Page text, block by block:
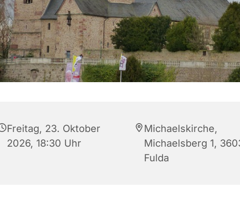
Freitag, 23. Oktober
2026, 18:30 Uhr
Michaelskirche,
Michaelsberg 1,
Fulda